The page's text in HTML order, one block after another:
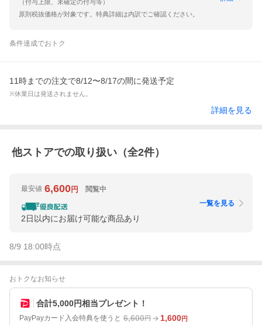
（付与上限、未確定の付与等）
原則税抜価格が対象です。特典詳細は内訳でご確認ください。
条件達成でおトク
11時までの注文で8/12〜8/17の間に発送予定
※休業日は発送されません。
詳細を見る
他ストアでの取り扱い（全2件）
最安値 6,600円 閲覧中
2日以内にお届け可能な商品あり
一覧を見る
8/9 18:00時点
おトクなお知らせ
合計5,000円相当プレゼント！
PayPayカード入会特典を使うと 6,600円 1,600円